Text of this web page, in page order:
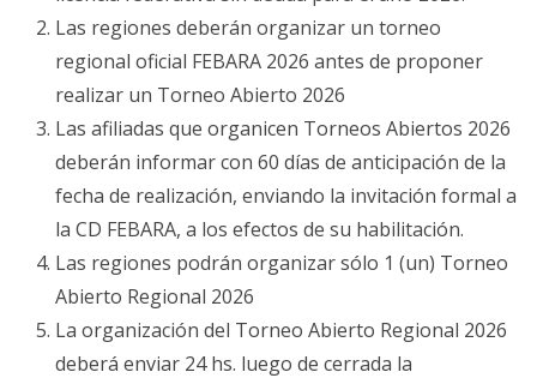
Las regiones deberán organizar un torneo
regional oficial FEBARA 2026 antes de proponer
realizar un Torneo Abierto 2026
Las afiliadas que organicen Torneos Abiertos 2026
deberán informar con 60 días de anticipación de la
fecha de realización, enviando la invitación formal a
la CD FEBARA, a los efectos de su habilitación.
Las regiones podrán organizar sólo 1 (un) Torneo
Abierto Regional 2026
La organización del Torneo Abierto Regional 2026
deberá enviar 24 hs. luego de cerrada la